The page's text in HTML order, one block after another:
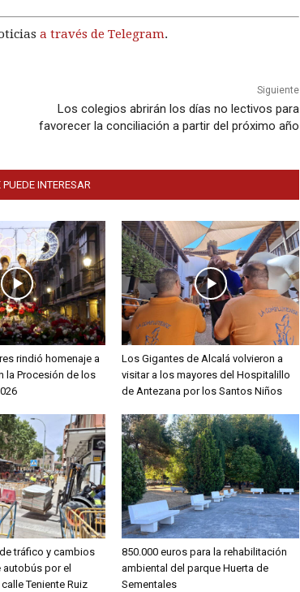
a través de Telegram.
Siguiente
Los colegios abrirán los días no lectivos para
favorecer la conciliación a partir del próximo año
INTERESAR
rindió homenaje a
la Procesión de los
Los Gigantes de Alcalá volvieron a
visitar a los mayores del Hospitalillo
de Antezana por los Santos Niños
tráfico y cambios
autobús por el
Teniente Ruiz
850.000 euros para la rehabilitación
ambiental del parque Huerta de
Sementales